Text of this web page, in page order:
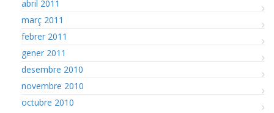
abril 2011
març 2011
febrer 2011
gener 2011
desembre 2010
novembre 2010
octubre 2010